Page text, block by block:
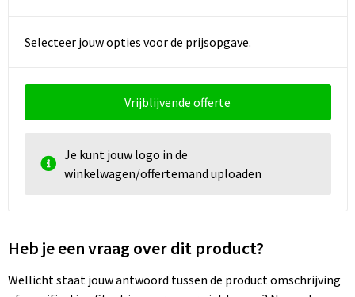
Selecteer jouw opties voor de prijsopgave.
Vrijblijvende offerte
Je kunt jouw logo in de
winkelwagen/offertemand uploaden
Heb je een vraag over dit product?
Wellicht staat jouw antwoord tussen de product omschrijving